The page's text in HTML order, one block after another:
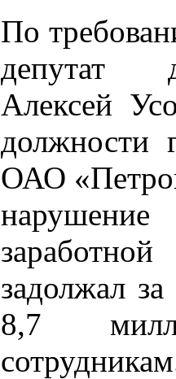
По
депутат
Алексей
должности
ОАО
задолжал
8,7